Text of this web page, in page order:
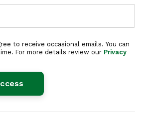
to receive occasional emails. You can
For more details review our Privacy